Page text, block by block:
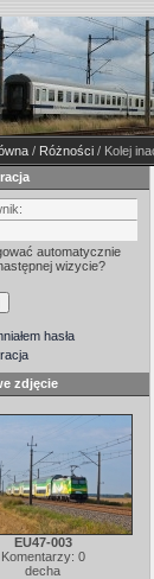
/ Różności / Kolej
automatycznie
wizycie?
hasła
zdjęcie
EU47-003
Komentarzy: 0
decha